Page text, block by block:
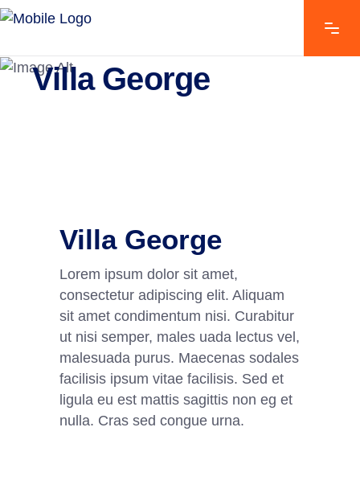
Villa George
Villa George
Lorem ipsum dolor sit amet,
consectetur adipiscing elit. Aliquam
sit amet condimentum nisi. Curabitur
ut nisi semper, males uada lectus vel,
malesuada purus. Maecenas sodales
facilisis ipsum vitae facilisis. Sed et
ligula eu est mattis sagittis non eg et
nulla. Cras sed congue urna.